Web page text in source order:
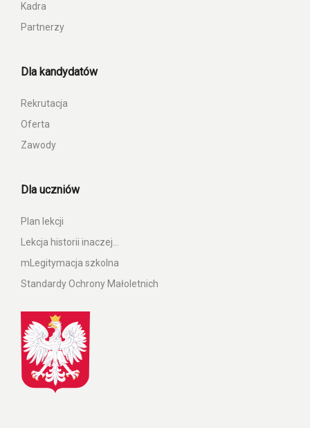
Kadra
Partnerzy
Dla kandydatów
Rekrutacja
Oferta
Zawody
Dla uczniów
Plan lekcji
Lekcja historii inaczej…
mLegitymacja szkolna
Standardy Ochrony Małoletnich